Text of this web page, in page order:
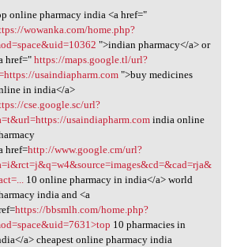
pharmacy india <a
online pharmacy india <a href="
wowanka.com/home.php?
">indian pharmacy</a> or
href=" https://maps.google.tl/url?
usaindiapharm.com">buy medicines
in india</a>
cse.google.sc/url?
usaindiapharm.comindia online
href=http://www.google.cm/url?
10 online pharmacy in india</a> world
india and <a
https://bbsmlh.com/home.php?
10 pharmacies in
a> cheapest online pharmacy india